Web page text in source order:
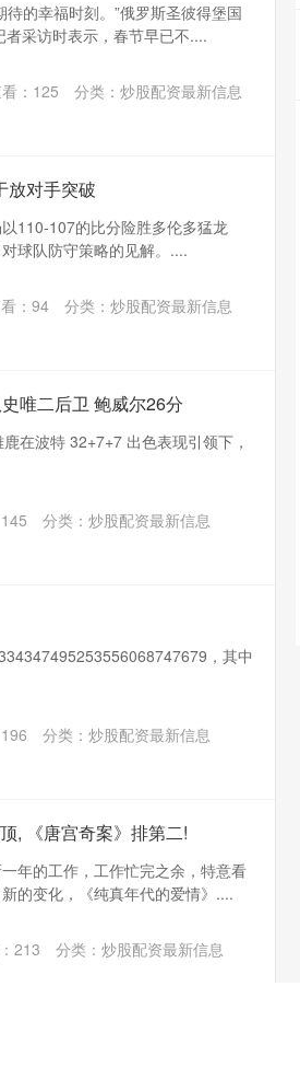
的幸福时刻。”俄罗斯圣彼得堡国
采访时表示，春节早已不....
： 125 分类： 炒股配资最新信息
放对手突破
110-107的比分险胜多伦多猛龙
球队防守策略的见解。....
： 94 分类： 炒股配资最新信息
唯二后卫 鲍威尔26分
在波特 32+7+7 出色表现引领下，
145 分类： 炒股配资最新信息
，其中
196 分类： 炒股配资最新信息
, 《唐宫奇案》排第二!
年的工作，工作忙完之余，特意看
的变化，《纯真年代的爱情》....
213 分类： 炒股配资最新信息